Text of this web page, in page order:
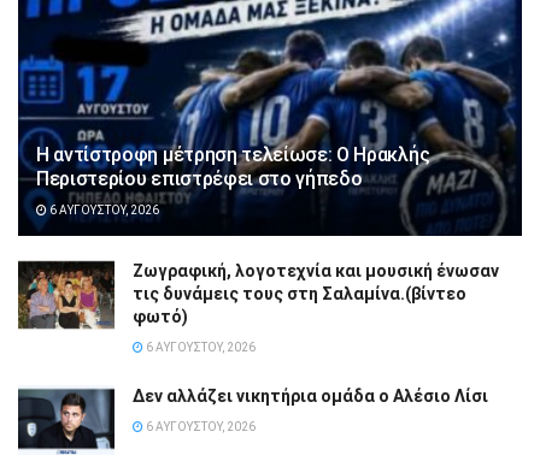
Η αντίστροφη μέτρηση τελείωσε: Ο Ηρακλής
Περιστερίου επιστρέφει στο γήπεδο
6 ΑΥΓΟΎΣΤΟΥ, 2026
Ζωγραφική, λογοτεχνία και μουσική ένωσαν
τις δυνάμεις τους στη Σαλαμίνα.(βίντεο
φωτό)
6 ΑΥΓΟΎΣΤΟΥ, 2026
Δεν αλλάζει νικητήρια ομάδα ο Αλέσιο Λίσι
6 ΑΥΓΟΎΣΤΟΥ, 2026